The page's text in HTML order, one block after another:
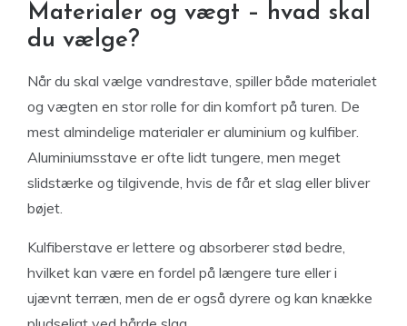
Materialer og vægt – hvad skal
du vælge?
Når du skal vælge vandrestave, spiller både materialet
og vægten en stor rolle for din komfort på turen. De
mest almindelige materialer er aluminium og kulfiber.
Aluminiumsstave er ofte lidt tungere, men meget
slidstærke og tilgivende, hvis de får et slag eller bliver
bøjet.
Kulfiberstave er lettere og absorberer stød bedre,
hvilket kan være en fordel på længere ture eller i
ujævnt terræn, men de er også dyrere og kan knække